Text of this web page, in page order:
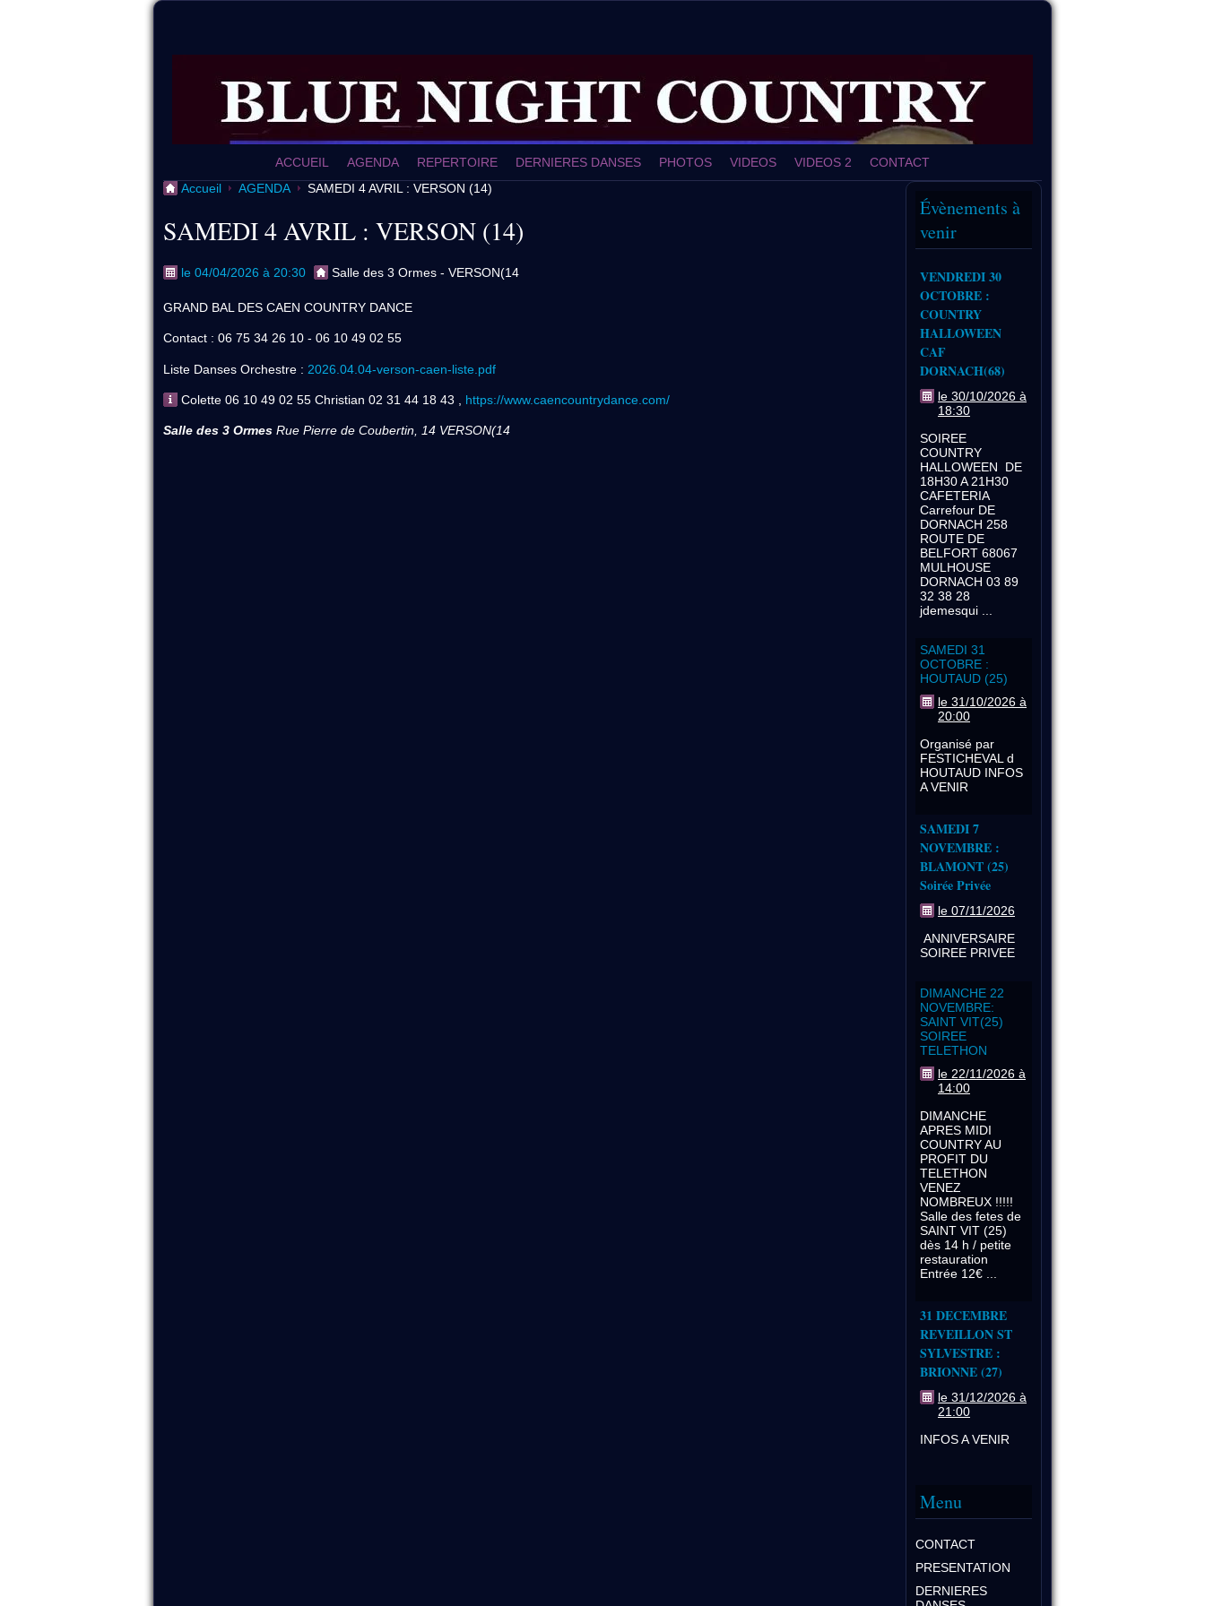
ACCUEIL AGENDA REPERTOIRE DERNIERES DANSES PHOTOS VIDEOS VIDEOS 2
CONTACT
Accueil
AGENDA SAMEDI 4 AVRIL : VERSON (14)
SAMEDI 4 AVRIL : VERSON (14)
le 04/04/2026 à 20:30 Salle des 3 Ormes - VERSON(14
GRAND BAL DES CAEN COUNTRY DANCE
Contact : 06 75 34 26 10 - 06 10 49 02 55
Liste Danses Orchestre : 2026.04.04-verson-caen-liste.pdf
Colette 06 10 49 02 55 Christian 02 31 44 18 43 , https://www.caencountrydance.com/
Salle des 3 Ormes Rue Pierre de Coubertin, 14 VERSON(14
Évènements à
venir
VENDREDI 30
OCTOBRE :
COUNTRY
HALLOWEEN
CAF
DORNACH(68)
le 30/10/2026 à
18:30
SOIREE
COUNTRY
HALLOWEEN DE
18H30 A 21H30
CAFETERIA
Carrefour DE
DORNACH 258
ROUTE DE
BELFORT 68067
MULHOUSE
DORNACH 03 89
32 38 28
jdemesqui ...
SAMEDI 31
OCTOBRE :
HOUTAUD (25)
le 31/10/2026 à
20:00
Organisé par
FESTICHEVAL d
HOUTAUD INFOS
A VENIR
SAMEDI 7
NOVEMBRE :
BLAMONT (25)
Soirée Privée
le 07/11/2026
ANNIVERSAIRE
SOIREE PRIVEE
DIMANCHE 22
NOVEMBRE:
SAINT VIT(25)
SOIREE
TELETHON
le 22/11/2026 à
14:00
DIMANCHE
APRES MIDI
COUNTRY AU
PROFIT DU
TELETHON
VENEZ
NOMBREUX !!!!!
Salle des fetes de
SAINT VIT (25)
dès 14 h / petite
restauration
Entrée 12€ ...
31 DECEMBRE
REVEILLON ST
SYLVESTRE :
BRIONNE (27)
le 31/12/2026 à
21:00
INFOS A VENIR
Menu
CONTACT
PRESENTATION
DERNIERES